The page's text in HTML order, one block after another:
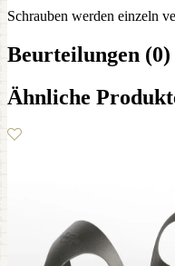
Schrauben werden einzeln
Beurteilungen (0)
Ähnliche